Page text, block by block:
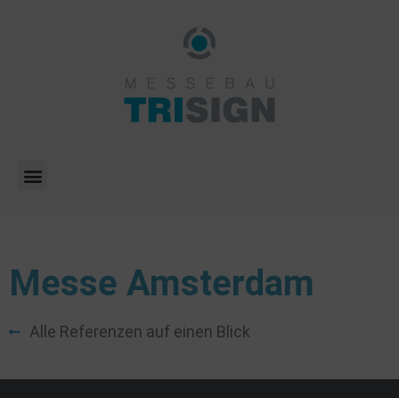
Messe Amsterdam
Alle Referenzen auf einen Blick